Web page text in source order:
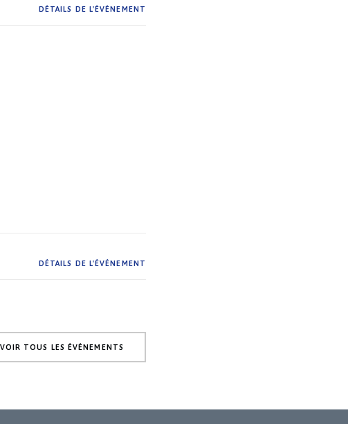
DÉTAILS DE L'ÉVÉNEMENT
DÉTAILS DE L'ÉVÉNEMENT
VOIR TOUS LES ÉVÉNEMENTS